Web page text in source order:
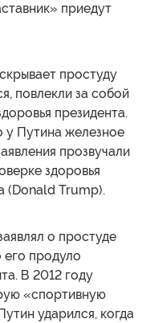
приедут
простуду
повлекли за собой
президента.
у Путина железное
прозвучали
здоровья
(Donald Trump).
о простуде
его продуло
В 2012 году
«спортивную
ударился, когда